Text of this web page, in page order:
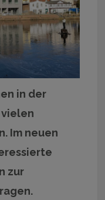
in der
vielen
Im neuen
zur